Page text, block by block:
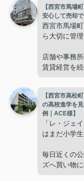
使わない部
「今の私た
掃除や管理
インフィニ
ークナード
先とのスケ
してください
販売活動で
ガーデンズ
【西宮市馬場
安心して売却
西宮市馬場
ら大切に管
店舗や事務
賃貸経営を
子どもたち
「将来、こ
れない。」
と家族で話
インフィニ
【西宮市高松
の高校進学を
例｜ACE様】
「レ・ジェ
はまだ小学生
毎日近くの
ズへ買い物